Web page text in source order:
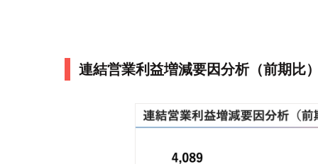
連結営業利益増減要因分析（前期比